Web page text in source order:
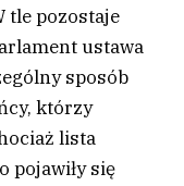
tle pozostaje
ustawa
sposób
którzy
lista
pojawiły się